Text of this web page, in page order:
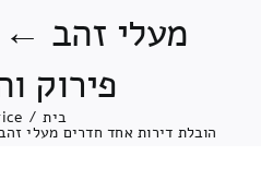
מעלי זהב ←
פירוק
בית /
הובלת דירות אחד חדרים מעלי